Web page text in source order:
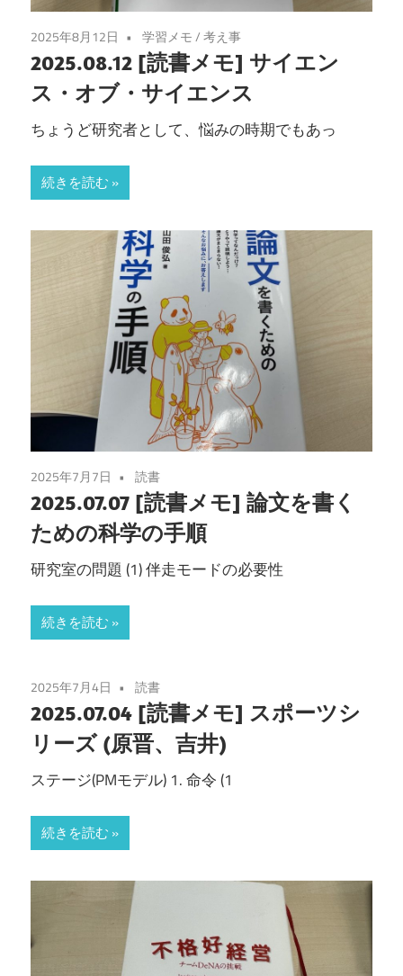
2025年8月12日 学習メモ/考え事
2025.08.12 [読書メモ] サイエン
ス・オブ・サイエンス
ちょうど研究者として、悩みの時期でもあっ
続きを読む
2025年7月7日 読書
2025.07.07 [読書メモ] 論文を書く
ための科学の手順
研究室の問題 (1) 伴走モードの必要性
続きを読む
2025年7月4日 読書
2025.07.04 [読書メモ] スポーツシ
リーズ (原晋、吉井)
ステージ(PMモデル) 1. 命令 (1
続きを読む